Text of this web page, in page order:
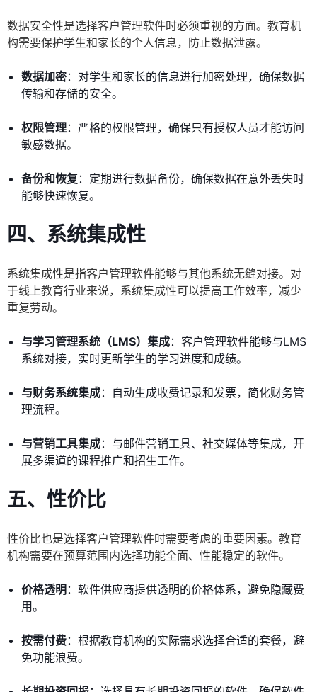
数据安全性是选择客户管理软件时必须重视的方面。教育机
构需要保护学生和家长的个人信息，防止数据泄露。
数据加密：对学生和家长的信息进行加密处理，确保数据
传输和存储的安全。
权限管理：严格的权限管理，确保只有授权人员才能访问
敏感数据。
备份和恢复 ：定期进行数据备份，确保数据在意外丢失时
能够快速恢复。
四、系统集成性
系统集成性是指客户管理软件能够与其他系统无缝对接。对
于线上教育行业来说，系统集成性可以提高工作效率，减少
重复劳动。
与学习管理系统（LMS）集成：客户管理软件能够与LMS
系统对接，实时更新学生的学习进度和成绩。
与财务系统集成：自动生成收费记录和发票，简化财务管
理流程。
与营销工具集成：与邮件营销工具、社交媒体等集成，开
展多渠道的课程推广和招生工作。
五、性价比
性价比也是选择客户管理软件时需要考虑的重要因素。教育
机构需要在预算范围内选择功能全面、性能稳定的软件。
价格透明 ：软件供应商提供透明的价格体系，避免隐藏费
用。
按需付费：根据教育机构的实际需求选择合适的套餐，避
免功能浪费。